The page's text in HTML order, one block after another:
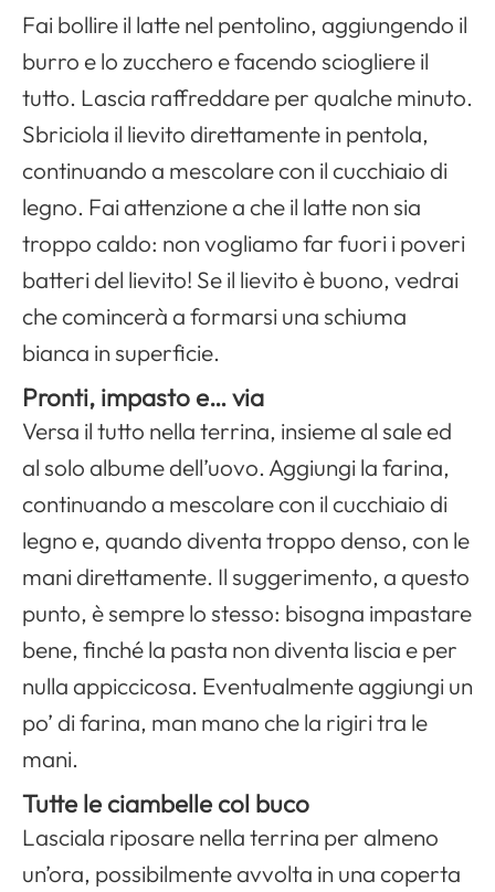
Fai bollire il latte nel pentolino, aggiungendo il
burro e lo zucchero e facendo sciogliere il
tutto. Lascia raffreddare per qualche minuto.
Sbriciola il lievito direttamente in pentola,
continuando a mescolare con il cucchiaio di
legno. Fai attenzione a che il latte non sia
troppo caldo: non vogliamo far fuori i poveri
batteri del lievito! Se il lievito è buono, vedrai
che comincerà a formarsi una schiuma
bianca in superficie.
Pronti, impasto e… via
Versa il tutto nella terrina, insieme al sale ed
al solo albume dell’uovo. Aggiungi la farina,
continuando a mescolare con il cucchiaio di
legno e, quando diventa troppo denso, con le
mani direttamente. Il suggerimento, a questo
punto, è sempre lo stesso: bisogna impastare
bene, finché la pasta non diventa liscia e per
nulla appiccicosa. Eventualmente aggiungi un
po’ di farina, man mano che la rigiri tra le
mani.
Tutte le ciambelle col buco
Lasciala riposare nella terrina per almeno
un’ora, possibilmente avvolta in una coperta
Apri il menu di navigazione